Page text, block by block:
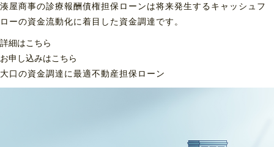
湊屋商事の診療報酬債権担保ローンは将来発生するキャッシュフ
ローの資金流動化に着目した資金調達です。
詳細はこちら
お申し込みはこちら
大口の資金調達に最適不動産担保ローン